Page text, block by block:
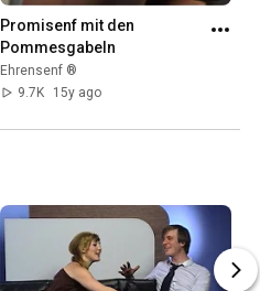
Promisenf mit den
Pommesgabeln
Ehrensenf ®
9.7K
15y ago